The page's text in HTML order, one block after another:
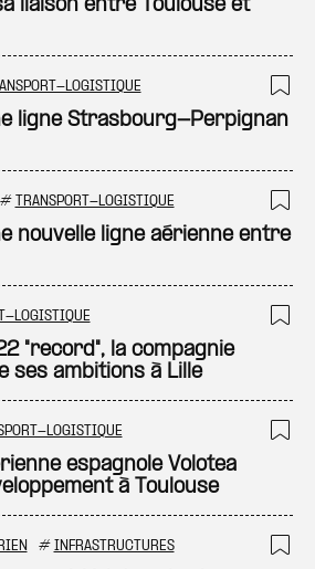
liaison entre Toulouse et
LOGISTIQUE
ligne Strasbourg-Perpignan
# TRANSPORT-LOGISTIQUE
nouvelle ligne aérienne entre
LOGISTIQUE
"record", la compagnie
ses ambitions à Lille
LOGISTIQUE
espagnole Volotea
à Toulouse
# INFRASTRUCTURES